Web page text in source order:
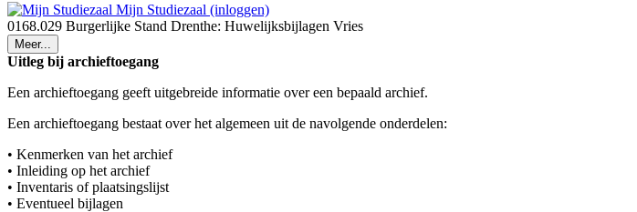
Mijn Studiezaal (inloggen)
0168.029 Burgerlijke Stand Drenthe: Huwelijksbijlagen Vries
Meer...
Uitleg bij archieftoegang
Een archieftoegang geeft uitgebreide informatie over een bepaald archief.
Een archieftoegang bestaat over het algemeen uit de navolgende onderdelen:
• Kenmerken van het archief
• Inleiding op het archief
• Inventaris of plaatsingslijst
• Eventueel bijlagen